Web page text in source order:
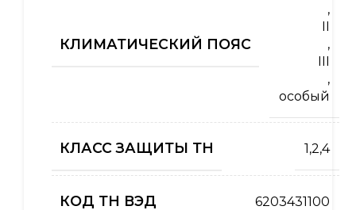
КЛИМАТИЧЕСКИЙ ПОЯС
,
II
,
III
,
особый
КЛАСС ЗАЩИТЫ ТН 1,2,4
КОД ТН ВЭД 6203431100